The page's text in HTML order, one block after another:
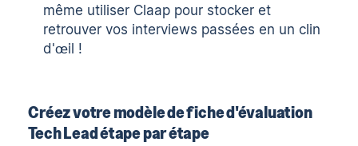
même utiliser Claap pour stocker et
retrouver vos interviews passées en un clin
d'œil !
Créez votre modèle de fiche d'évaluation
Tech Lead étape par étape